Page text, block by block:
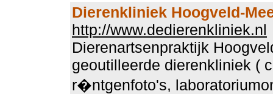
Dierenkliniek Hoogveld-
http://www.dedierenkliniek.nl
Dierenartsenpraktijk
geoutilleerde dierenkliniek (
r�ntgenfoto's,